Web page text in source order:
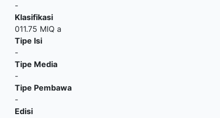
-
Klasifikasi
011.75 MIQ a
Tipe Isi
-
Tipe Media
-
Tipe Pembawa
-
Edisi